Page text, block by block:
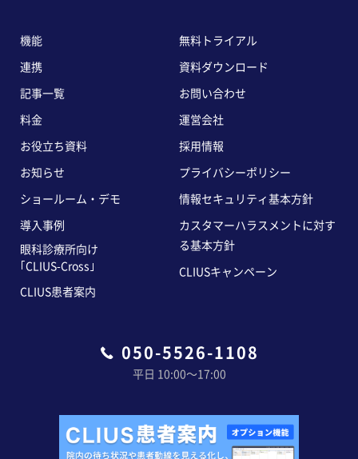
050-5526-1108
平日 10:00〜17:00
機能
連携
記事一覧
料金
お役立ち資料
お知らせ
ショールーム・デモ
導入事例
眼科診療所向け
｢CLIUS-Cross｣
CLIUS患者案内
無料トライアル
資料ダウンロード
お問い合わせ
運営会社
採用情報
プライバシーポリシー
情報セキュリティ基本方針
カスタマーハラスメントに対す
る基本方針
CLIUSキャンペーン